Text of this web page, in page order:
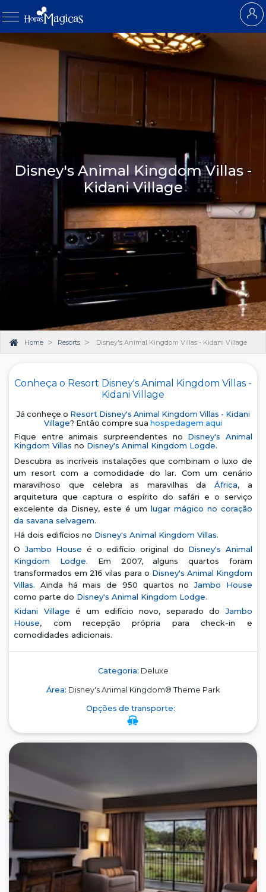
Disney's Animal Kingdom Villas -
Kidani Village
Home Resorts Disney's Animal Kingdom Villas - Kidani Village
Conheça o Resort Disney's Animal Kingdom Villas -
Kidani Village
Já conheçe o Resort Disney's Animal Kingdom Villas - Kidani
Village? Então compre sua hospedagem aqui
Fique entre animais surpreendentes no Disney's Animal
Kingdom Villas no Disney's Animal Kingdom Logde.
Descubra as incríveis instalações que combinam o luxo de
um resort com a comodidade do lar. Com um cenário
maravilhoso que celebra as maravilhas daÁfrica, a
arquitetura que captura o espírito do safári e o serviço
excelente da Disney, este é um lugar mágico no coração
da savana selvagem.
Há dois edifícios no Disney's Animal Kingdom Villas.
OJambo House é o edifício original do Disney's Animal
Kingdom Lodge. Em 2007, alguns quartos foram
transformados em 216 vilas para o Disney's Animal Kingdom
Villas. Ainda há mais de 950 quartos noJambo House
como parte do Disney's Animal Kingdom Lodge.
Kidani Village é um edifício novo, separado doJambo
House, com recepção própria para check-in e
comodidades adicionais.
Categoria: Deluxe
Área: Disney's Animal Kingdom® Theme Park
Opções de transporte: